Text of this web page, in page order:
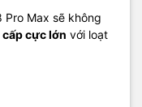
Pro Max sẽ không
cấp cực lớn với loạt